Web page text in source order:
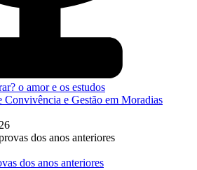
o amor e os estudos
e Gestão em Moradias
dos anos anteriores